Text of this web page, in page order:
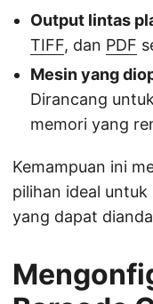
Output lintas
TIFF, dan PDF
Mesin yang
Dirancang
memori yang
Kemampuan ini
pilihan ideal
yang dapat